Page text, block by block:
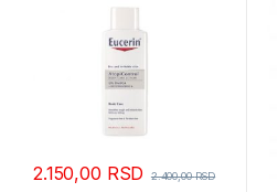
2.150,00 RSD 2.400,00RSD